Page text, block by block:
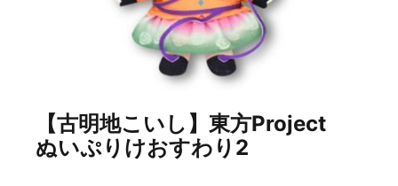
【古明地こいし】東方Project
ぬいぷりけおすわり2